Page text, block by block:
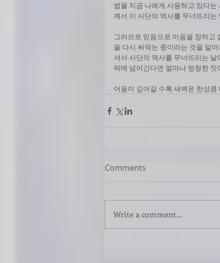
법을 지금 나에게 사용하고 있다
께서 이 사단의 역사를 무너뜨리
그러므로 믿음으로 마음을 정하고
을 다시 써먹는 중이라는 것을 알
셔서 사단의 역사를 무너뜨리는
략에 넘어간다면 얼마나 멍청한 짓
어둠이 깊어갈 수록 새벽은 한성
Comments
Write a comment...